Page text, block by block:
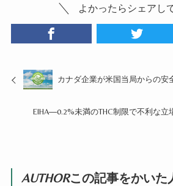
よかったらシェアし
カナダ企業が米国当局からの安
EIHA―0.2%未満のTHC制限で不利な立
AUTHORこの記事をかいた